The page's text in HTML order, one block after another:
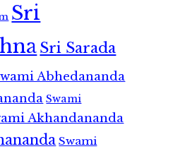
Sri
Sri Sarada
Abhedananda
Swami
Akhandananda
Swami